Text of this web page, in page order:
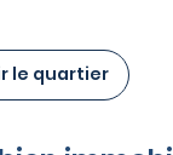
le quartier